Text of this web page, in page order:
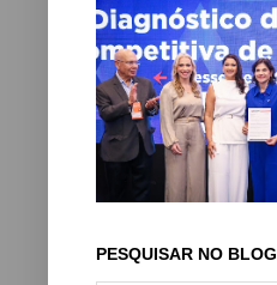
PESQUISAR NO BLOG